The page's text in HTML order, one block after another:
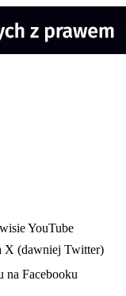
YouTube
X (dawniej Twitter)
na Facebooku